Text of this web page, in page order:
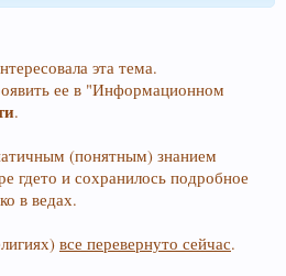
эта тема.
ее в "Информационном
.
(понятным) знанием
гдето и сохранилось подробное
в ведах.
все перевернуто сейчас.